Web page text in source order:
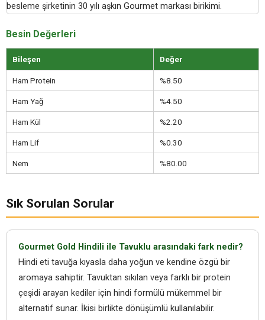
besleme şirketinin 30 yılı aşkın Gourmet markası birikimi.
Besin Değerleri
Bileşen Değer
Ham Protein %8.50
Ham Yağ %4.50
Ham Kül %2.20
Ham Lif %0.30
Nem %80.00
Sık Sorulan Sorular
Gourmet Gold Hindili ile Tavuklu arasındaki fark nedir?
Hindi eti tavuğa kıyasla daha yoğun ve kendine özgü bir
aromaya sahiptir. Tavuktan sıkılan veya farklı bir protein
çeşidi arayan kediler için hindi formülü mükemmel bir
alternatif sunar. İkisi birlikte dönüşümlü kullanılabilir.